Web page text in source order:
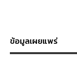
ข้อมูลเผยแพร่